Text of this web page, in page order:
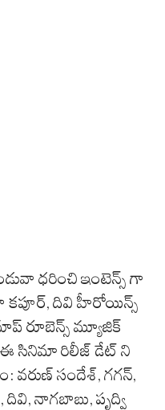
ధరించి ఇంటెన్స్ గా
కపూర్, దివి హీరోయిన్స్
రూబెన్స్ మ్యూజిక్
ఈ సినిమా రిలీజ్ డేట్ ని
వరుణ్ సందేశ్, గగన్,
దివి, నాగబాబు, పృద్వి